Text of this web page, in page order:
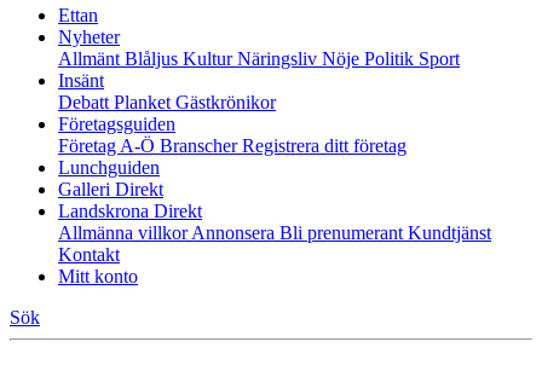
Ettan
Nyheter
Allmänt Blåljus KulturNäringsliv Nöje Politik Sport
Insänt
Debatt Planket Gästkrönikor
Företagsguiden
Företag A-Ö BranscherRegistrera ditt företag
Lunchguiden
Galleri Direkt
Landskrona Direkt
Allmänna villkorAnnonsera Bli prenumerant Kundtjänst
Kontakt
Mitt konto
Sök